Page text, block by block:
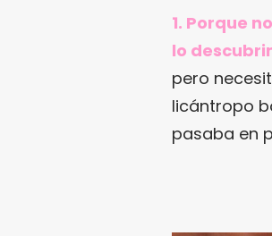
1. Porque
lo
pero
licántropo
pasaba en